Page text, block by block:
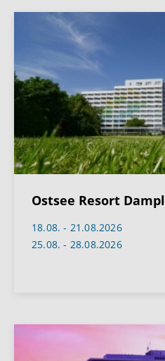
Ostsee Resort
18.08. - 21.08.2026
25.08. - 28.08.2026